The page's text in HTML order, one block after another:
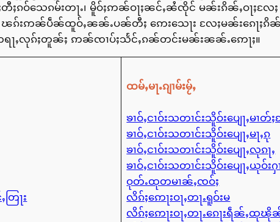
ၵဝ်သေၵမ်းတႃႉ၊ မိူဝ်ႈဢၼ်ဝႃႈၼင်ႇၼႆၸိုင် မၼ်းၵိၼ်ႇဝႃႈလႄႈ
ၽၵ်းဢၼ်ပဵၼ်ထူဝ်ႇၼၼ်ႉပၼ်တီႈ ဢေးသေႃး လႄႈမၼ်းၵေႃႈၵိ
ရႃႇလုၵ်ႈတူၼ်ႈ ဢၼ်ၸၢပ်ႈသႅင်ႇၵၼ်တင်းမၼ်းၼၼ်ႉဢေႃႈ။
ြႃး
ထမ်ႇမႃႉၵျၢမ်းမႂ်ႇ
ၶၢဝ်ႇငၢဝ်းသတၢင်းသိူဝ်းပျေႃႇမၢတ်ႈ
ၶၢဝ်ႇငၢဝ်းသတၢင်းသိူဝ်းပျေႃႇမႃႇၵု
ၶၢဝ်ႇငၢဝ်းသတၢင်းသိူဝ်းပျေႃႇလုၵႃႇ
ၶၢဝ်ႇငၢဝ်းသတၢင်းသိူဝ်းပျေႃႇယုဝ်း
ဝုတ်ႉထုတမၢၼ်ႇၸဝ်ႈ
လိၵ်ႈဢေႃးဝႃႇတႃႉရူဝ်းမ
လိၵ်ႈဢေႃးဝႃႇတႃႉၵေႃးရဵၼ်ႇထု